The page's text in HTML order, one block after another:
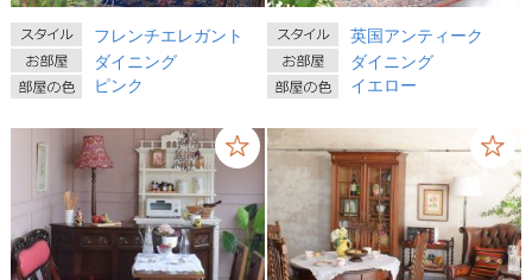
フレンチエレガント
ダイニング
ピンク
英国アンティーク
ダイニング
イエロー